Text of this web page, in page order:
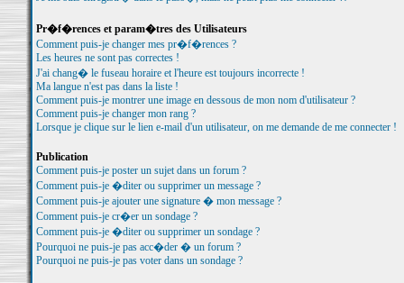
Pr�f�rences et param�tres des Utilisateurs
Comment puis-je changer mes pr�f�rences ?
Les heures ne sont pas correctes !
J'ai chang� le fuseau horaire et l'heure est toujours incorrecte !
Ma langue n'est pas dans la liste !
Comment puis-je montrer une image en dessous de mon nom d'utilisateur ?
Comment puis-je changer mon rang ?
Lorsque je clique sur le lien e-mail d'un utilisateur, on me demande de me connecter !
Publication
Comment puis-je poster un sujet dans un forum ?
Comment puis-je �diter ou supprimer un message ?
Comment puis-je ajouter une signature � mon message ?
Comment puis-je cr�er un sondage ?
Comment puis-je �diter ou supprimer un sondage ?
Pourquoi ne puis-je pas acc�der � un forum ?
Pourquoi ne puis-je pas voter dans un sondage ?